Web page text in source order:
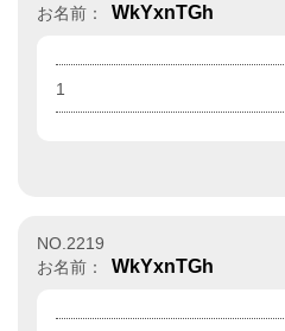
お名前：
WkYxnTGh
1
NO.2219
お名前：
WkYxnTGh